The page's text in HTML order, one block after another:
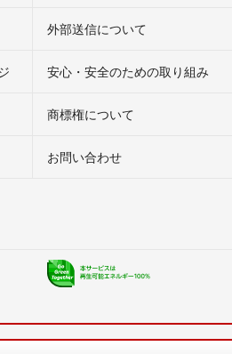
外部送信について
安心・安全のための取り組み
商標権について
お問い合わせ